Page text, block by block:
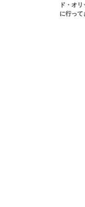
ド・オ
に行って